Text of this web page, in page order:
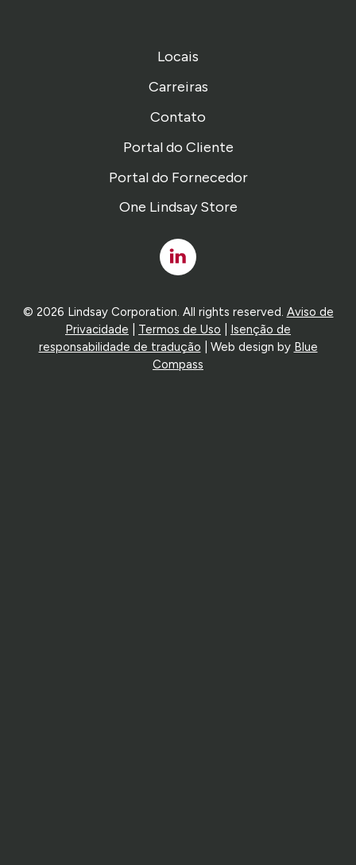
Locais
Carreiras
Contato
Portal do Cliente
Portal do Fornecedor
One Lindsay Store
Linked
In
© 2026 Lindsay Corporation. All rights reserved. Aviso de
Privacidade
Termos de Uso
Isenção de
responsabilidade de tradução | Web design by Blue
Compass